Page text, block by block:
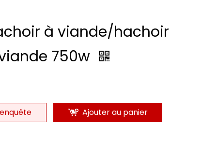
à viande/hachoir
750w
enquête Ajouter au panier